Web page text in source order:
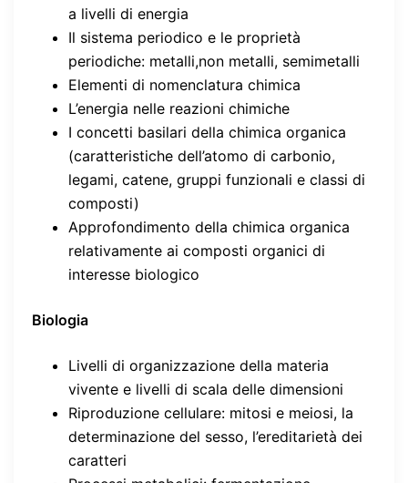
a livelli di energia
Il sistema periodico e le proprietà
periodiche: metalli,non metalli, semimetalli
Elementi di nomenclatura chimica
L’energia nelle reazioni chimiche
I concetti basilari della chimica organica
(caratteristiche dell’atomo di carbonio,
legami, catene, gruppi funzionali e classi di
composti)
Approfondimento della chimica organica
relativamente ai composti organici di
interesse biologico
Biologia
Livelli di organizzazione della materia
vivente e livelli di scala delle dimensioni
Riproduzione cellulare: mitosi e meiosi, la
determinazione del sesso, l’ereditarietà dei
caratteri